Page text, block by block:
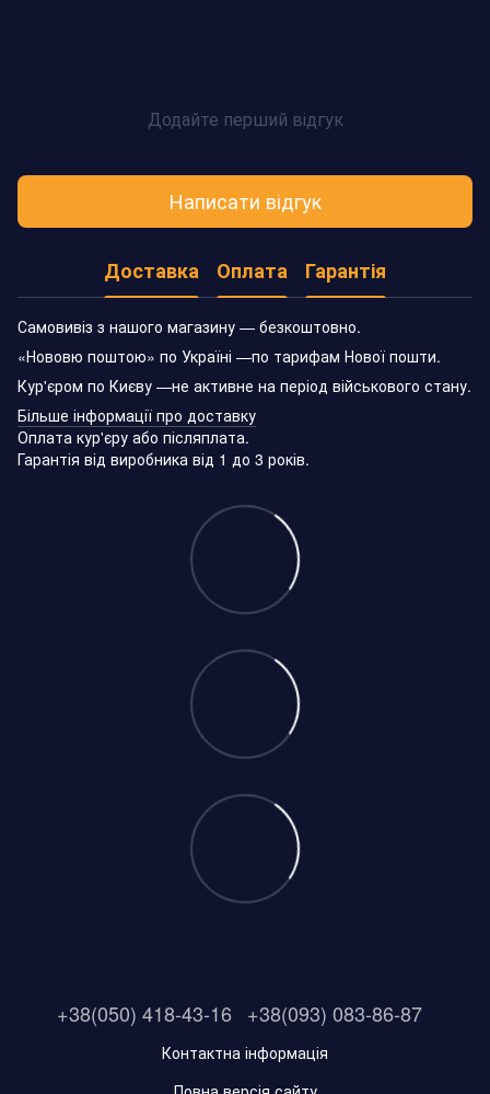
Додайте перший відгук
Написати відгук
Доставка Оплата Гарантія
Самовивіз з нашого магазину — безкоштовно.
«Нововю поштою» по Україні —по тарифам Нової пошти.
Кур'єром по Києву —не активне на період військового стану.
Більше інформації про доставку
Оплата кур'єру або післяплата.
Гарантія від виробника від 1 до 3 років.
+38(050) 418-43-16 +38(093) 083-86-87
Контактна інформація